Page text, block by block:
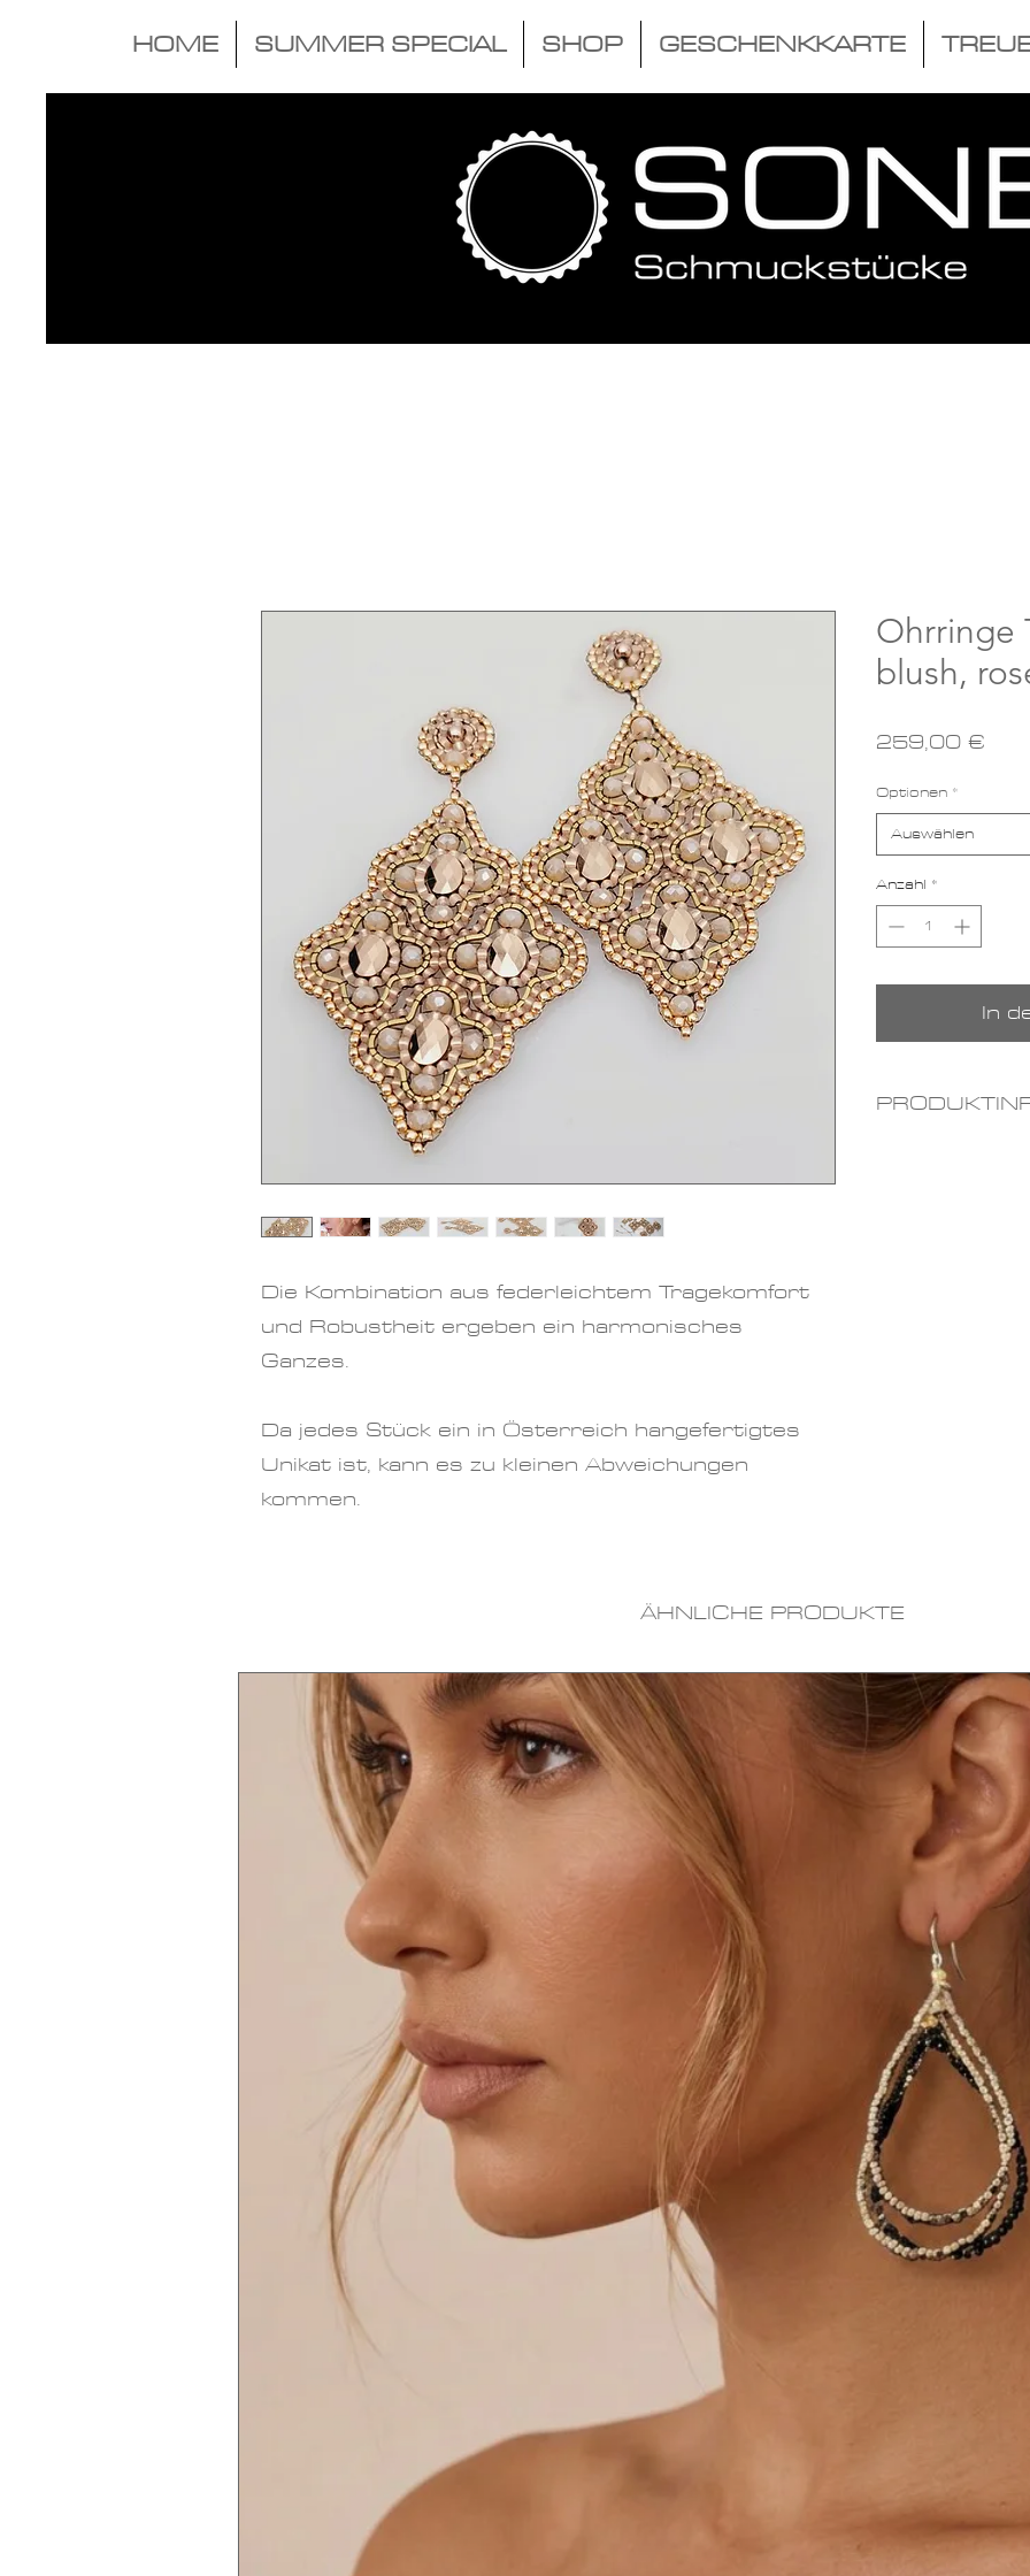
HOME SUMMER SPECIAL SHOP GESCHENKKARTE
Die Kombination aus federleichtem Tragekomfort
und Robustheit ergeben ein harmonisches
Ganzes.
Da jedes Stück ein in Österreich hangefertigtes
Unikat ist, kann es zu kleinen Abweichungen
kommen.
Ohrringe
blush,
259,00 €
Optionen *
Auswählen
Anzahl *
In
ÄHNLICHE PRODUKTE